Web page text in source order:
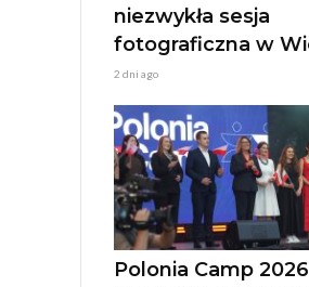
niezwykła sesja
fotograficzna w
2 dni ago
Polonia Camp